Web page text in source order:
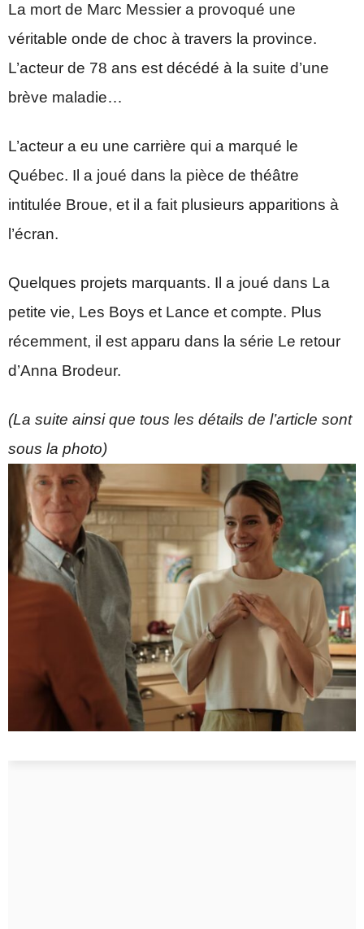
La mort de Marc Messier a provoqué une
véritable onde de choc à travers la province.
L’acteur de 78 ans est décédé à la suite d’une
brève maladie…
L’acteur a eu une carrière qui a marqué le
Québec. Il a joué dans la pièce de théâtre
intitulée Broue, et il a fait plusieurs apparitions à
l’écran.
Quelques projets marquants. Il a joué dans La
petite vie, Les Boys et Lance et compte. Plus
récemment, il est apparu dans la série Le retour
d’Anna Brodeur.
(La suite ainsi que tous les détails de l’article sont
sous la photo)